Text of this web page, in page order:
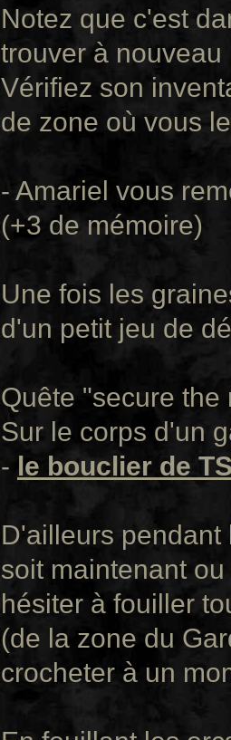
Notez que c'est
trouver à
Vérifiez son
de zone où vous
- Amariel vous
(+3 de mémoire)
Une fois les
d'un petit jeu de
Quête "secure the
Sur le corps d'un
- le bouclier de
D'ailleurs
soit maintenant
hésiter à fouiller
(de la zone du
crocheter à un